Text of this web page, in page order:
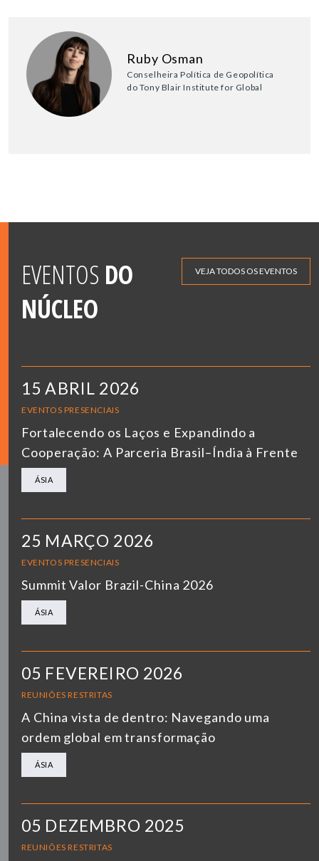
Ruby Osman
Conselheira Política de Geopolítica
do Tony Blair Institute for Global
EVENTOS DO
NÚCLEO
VEJA TODOS OS EVENTOS
15 ABRIL 2026
EVENTOS PRESENCIAIS
Fortalecendo os Laços e Expandindo a
Cooperação: A Parceria Brasil–Índia à Frente
ÁSIA
25 MARÇO 2026
EVENTOS PRESENCIAIS
Summit Valor Brazil-China 2026
ÁSIA
05 FEVEREIRO 2026
REUNIÕES RESTRITAS
A China vista de dentro: Navegando uma
ordem global em transformação
ÁSIA
05 DEZEMBRO 2025
REUNIÕES RESTRITAS